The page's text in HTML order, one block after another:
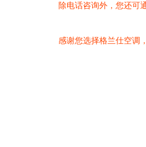
除电话咨询外，您还可
感谢您选择格兰仕空调